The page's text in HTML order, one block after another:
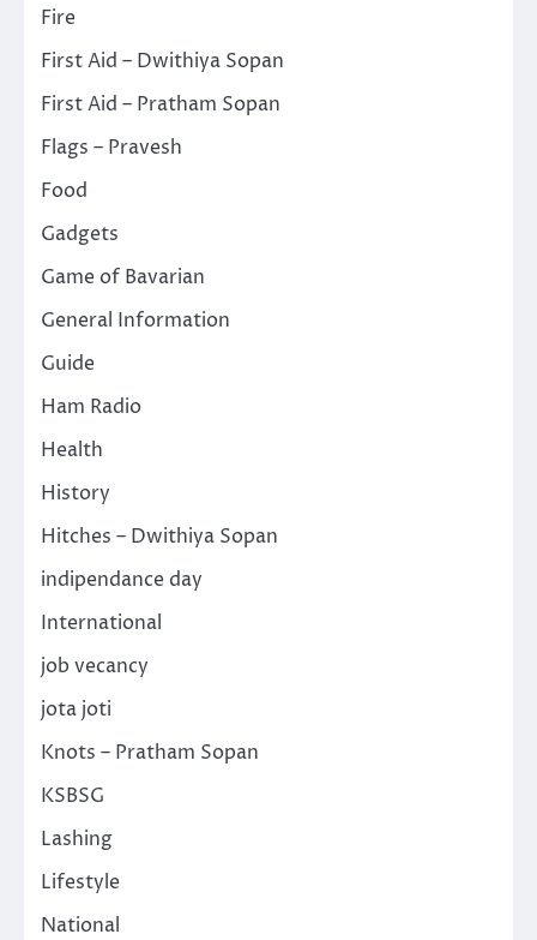
Fire
First Aid – Dwithiya Sopan
First Aid – Pratham Sopan
Flags – Pravesh
Food
Gadgets
Game of Bavarian
General Information
Guide
Ham Radio
Health
History
Hitches – Dwithiya Sopan
indipendance day
International
job vecancy
jota joti
Knots – Pratham Sopan
KSBSG
Lashing
Lifestyle
National